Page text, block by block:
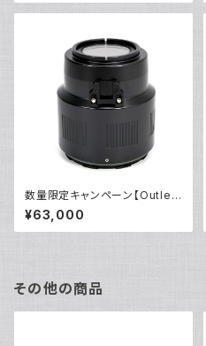
数量限定キャンペーン【Outlet/
展示使用品】Nauticam NA E1
05Aマクロポート [20776]
¥63,000
その他の商品